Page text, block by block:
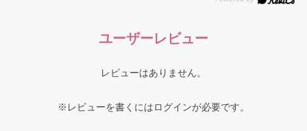
ユーザーレビュー
レビューはありません。
※レビューを書くにはログインが必要です。